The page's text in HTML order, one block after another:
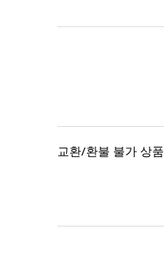
교환/환불 불가 상품